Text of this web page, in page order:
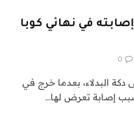
في نهائي كوبا
0
دكة البدلاء، بعدما خرج في